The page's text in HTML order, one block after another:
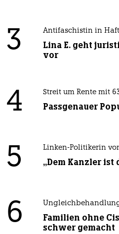
3 Antifaschistin in Haft
Lina E. geht
vor
4 Streit um Rente mit
Passgenauer
5 Linken-Politikerin
„Dem Kanzler ist
6
Familien ohne
schwer gemacht